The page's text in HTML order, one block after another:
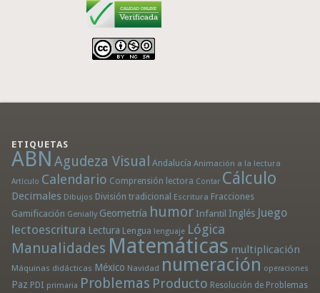
ETIQUETAS
ABN Agudeza Visual Andalucía Animación a la lectura
Artículo Calendario Comprensión lectora Contar Cálculo
Decimales Dibujos División tradicional Escritura Fracciones
Gamificación Genially Geometría humor Infantil Inglés Juego
lectoescritura Lectura Lengua lenguaje Lógica
Manualidades Matemáticas multiplicación
Máquinas didácticas México Navidad numeración operaciones
Paz PDI primaria Problemas Producto Resolución de Problemas